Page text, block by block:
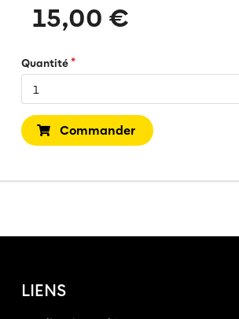
15,00 €
Quantité
Commander
LIENS